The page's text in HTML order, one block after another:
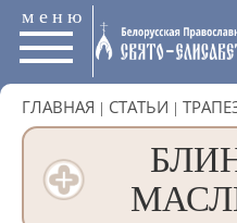
меню
ГЛАВНАЯ | СТАТЬИ |